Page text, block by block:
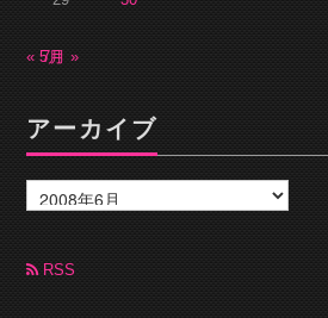
« 5月7月 »
アーカイブ
ー
カ
ブ RSS